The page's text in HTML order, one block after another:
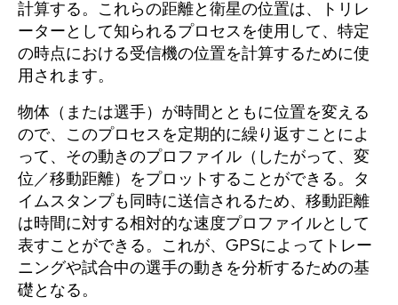
計算する。これらの距離と衛星の位置は、トリレ
ーターとして知られるプロセスを使用して、特定
の時点における受信機の位置を計算するために使
用されます。
物体（または選手）が時間とともに位置を変える
ので、このプロセスを定期的に繰り返すことによ
って、その動きのプロファイル（したがって、変
位／移動距離）をプロットすることができる。タ
イムスタンプも同時に送信されるため、移動距離
は時間に対する相対的な速度プロファイルとして
表すことができる。これが、GPSによってトレー
ニングや試合中の選手の動きを分析するための基
礎となる。